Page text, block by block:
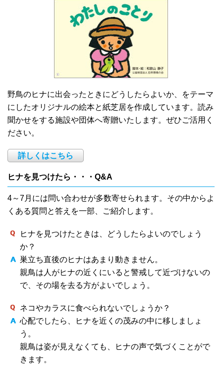
野鳥のヒナに出会ったときにどうしたらよいか、をテーマ
にしたオリジナルの絵本と紙芝居を作成しています。読み
聞かせをする施設や団体へ寄贈いたします。ぜひご活用く
ださい。
詳しくはこちら
ヒナを見つけたら・・・Q&A
4～7月には問い合わせが多数寄せられます。その中からよ
くある質問と答えを一部、ご紹介します。
ヒナを見つけたときは、どうしたらよいのでしょう
か？
巣立ち直後のヒナはあまり動きません。
親鳥は人がヒナの近くにいると警戒して近づけないの
で、その場を去る方がよいでしょう。
ネコやカラスに食べられないでしょうか？
心配でしたら、ヒナを近くの茂みの中に移しましょ
う。
親鳥は姿が見えなくても、ヒナの声で気づくことがで
きます。